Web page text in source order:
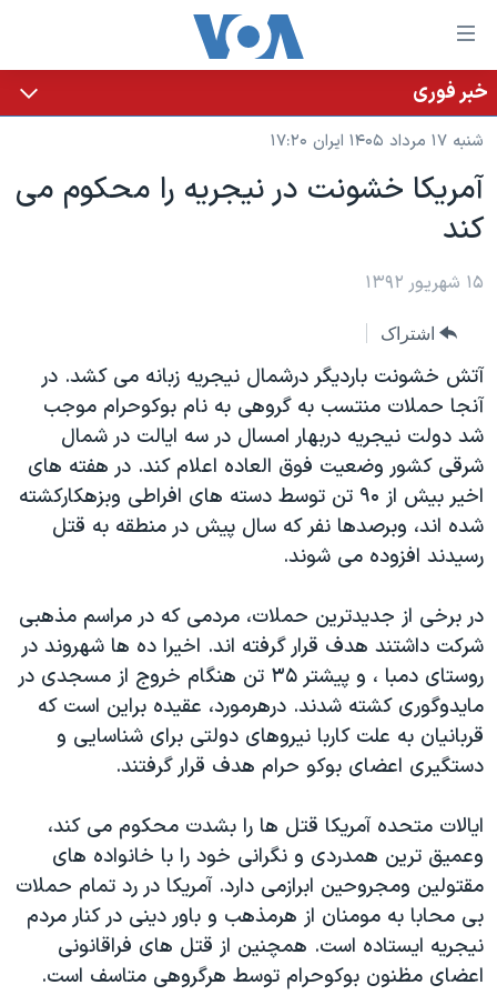
لینکهای
قابل
دسترسی
جهش
محتوای
اصلی
به
اصلی
جهش
به
جستجو
خانه
نسخه سبک وب‌سایت
موضوع ها
ایران
آمریکا
گزیده‌ها
ویژه برنامه‌ها
ویدیوها
فرهنگ و زندگی
حقوق شهروندی
علم و فناوری
اسرائیل در جنگ
گالری عکس
آرشیو پخش زنده
برنامه های تلویزیونی
جدول برنامه ها
صفحه‌های ویژه
عملیات خشم حماسی
۲۵۰سالگی آمریکا
بایگانی برنامه‌های تلویزیونی
مستندها
انتخابات ریاست جمهوری آمریکا ۲۰۲۴
رمز مهسا
ورزش زنان در ایران
اعتراضات زن، زندگی، آزادی
مجموعه مستندهای دادخواهی
دادگاه حمید نوری
چهل سال گروگان‌گیری
قانون شفافیت دارائی کادر رهبری ایران
اعتراضات مردمی آبان ۹۸
فرکانس‌های صدای آمریکا
پخش رادیویی
یادگیری زبان انگلیسی
دنبال کنید
زبانهای مختلف
خبر فوری
شنبه ۱۷ مرداد ۱۴۰۵ ایران ۱۷:۲۰
آمریکا خشونت در نیجریه را محکوم می
کند
۱۵ شهریور ۱۳۹۲
اشتراک
آتش خشونت باردیگر درشمال نیجریه زبانه می کشد. در
آنجا حملات منتسب به گروهی به نام بوکوحرام موجب
شد دولت نیجریه دربهار امسال در سه ایالت در شمال
شرقی کشور وضعیت فوق العاده اعلام کند. در هفته های
اخیر بیش از ۹۰ تن توسط دسته های افراطی وبزهکارکشته
شده اند، وبرصدها نفر که سال پیش در منطقه به قتل
رسیدند افزوده می شوند.
در برخی از جدیدترین حملات، مردمی که در مراسم مذهبی
شرکت داشتند هدف قرار گرفته اند. اخیرا ده ها شهروند در
روستای دمبا ، و پیشتر ۳۵ تن هنگام خروج از مسجدی در
مایدوگوری کشته شدند. درهرمورد، عقیده براین است که
قربانیان به علت کاربا نیروهای دولتی برای شناسایی و
دستگیری اعضای بوکو حرام هدف قرار گرفتند.
ایالات متحده آمریکا قتل ها را بشدت محکوم می کند،
وعمیق ترین همدردی و نگرانی خود را با خانواده های
مقتولین ومجروحین ابرازمی دارد. آمریکا در رد تمام حملات
بی محابا به مومنان از هرمذهب و باور دینی در کنار مردم
نیجریه ایستاده است. همچنین از قتل های فراقانونی
اعضای مظنون بوکوحرام توسط هرگروهی متاسف است.